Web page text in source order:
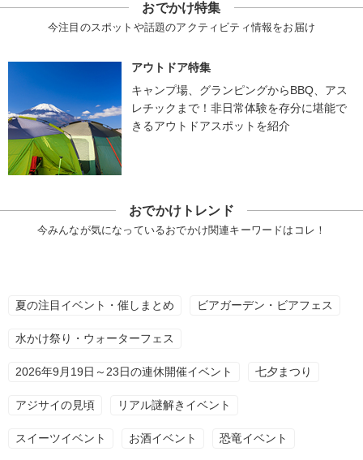
おでかけ特集
今注目のスポットや話題のアクティビティ情報をお届け
アウトドア特集
キャンプ場、グランピングからBBQ、アス
レチックまで！非日常体験を存分に堪能で
きるアウトドアスポットを紹介
おでかけトレンド
今みんなが気になっているおでかけ関連キーワードはコレ！
夏の注目イベント・催しまとめ ビアガーデン・ビアフェス
水かけ祭り・ウォーターフェス
2026年9月19日～23日の連休開催イベント 七夕まつり
アジサイの見頃 リアル謎解きイベント
スイーツイベント お酒イベント 恐竜イベント